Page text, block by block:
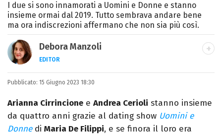
I due si sono innamorati a Uomini e Donne e stanno
insieme ormai dal 2019. Tutto sembrava andare bene
ma ora indiscrezioni affermano che non sia più così.
Debora Manzoli
EDITOR
LINKEDIN
INSTAGRAM FACEBOOK SITO
Scrittrice, copywriter, editor e pubblicista
mantovana, laureata in Lettere, Cinema e
Tv. Ha due libri all’attivo e ama la scrittura
alla follia.
Pubblicato: 15 Giugno 2023 18:30
Arianna Cirrincione e Andrea Cerioli stanno insieme
da quattro anni grazie al dating show Uomini e
Donnedi Maria De Filippi, e se finora il loro era